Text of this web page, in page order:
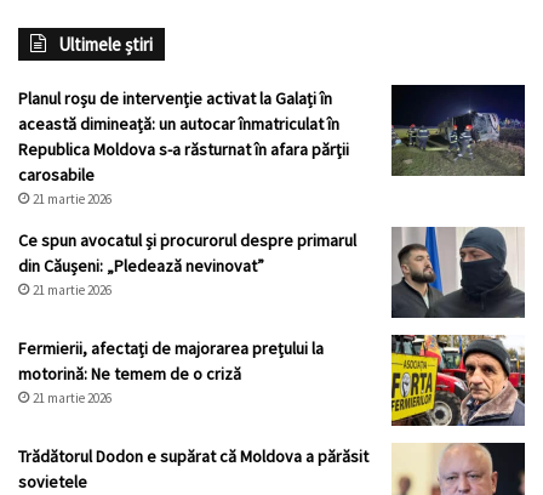
a
răsturnat
afara
părţii
carosabile
Ultimele știri
Planul roșu de intervenție activat la Galați în
această dimineață: un autocar înmatriculat în
Republica Moldova s-a răsturnat în afara părţii
carosabile
21 martie 2026
Ce spun avocatul și procurorul despre primarul
din Căușeni: „Pledează nevinovat”
21 martie 2026
Fermierii, afectați de majorarea prețului la
motorină: Ne temem de o criză
21 martie 2026
Trădătorul Dodon e supărat că Moldova a părăsit
sovietele